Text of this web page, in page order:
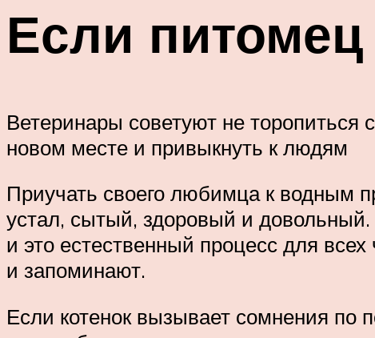
Если
Ветеринары советуют не
новом месте и привыкнуть к людям
Приучать своего любимца к водным
устал, сытый, здоровый и
и это естественный процесс для
и запоминают.
Если котенок вызывает сомнения по